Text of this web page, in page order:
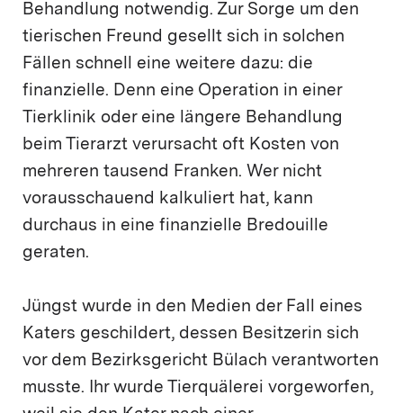
Behandlung notwendig. Zur Sorge um den
tierischen Freund gesellt sich in solchen
Fällen schnell eine weitere dazu: die
finanzielle. Denn eine Operation in einer
Tierklinik oder eine längere Behandlung
beim Tierarzt verursacht oft Kosten von
mehreren tausend Franken. Wer nicht
vorausschauend kalkuliert hat, kann
durchaus in eine finanzielle Bredouille
geraten.
Jüngst wurde in den Medien der Fall eines
Katers geschildert, dessen Besitzerin sich
vor dem Bezirksgericht Bülach verantworten
musste. Ihr wurde Tierquälerei vorgeworfen,